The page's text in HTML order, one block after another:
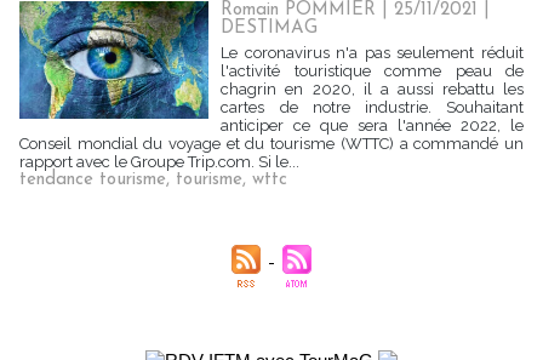
Romain POMMIER | 25/11/2021
DESTIMAG
Le coronavirus n'a pas seulement réduit
l'activité touristique comme peau de
chagrin en 2020, il a aussi rebattu les
cartes de notre industrie. Souhaitant
anticiper ce que sera l'année 2022, le
Conseil mondial du voyage et du tourisme (WTTC) a commandé un
rapport avec le Groupe Trip.com. Si le...
tendance tourisme, tourisme, wttc